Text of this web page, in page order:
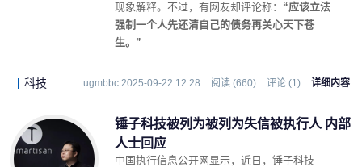
现象解释。不过，有网友却评论称： “应该立法
强制一个人先还清自己的债务再关心天下苍
生。”
科技 ugmbbc 2025-09-22 12:28 阅读 (660) 评论 (1) 详细内容
锤子科技被列为被列为失信被执行人 内部
人士回应
中国执行信息公开网显示，近日，锤子科技